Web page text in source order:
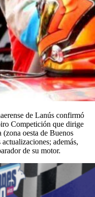
de Lanús confirmó
Competición que dirige
oesta de Buenos
además,
de su motor.